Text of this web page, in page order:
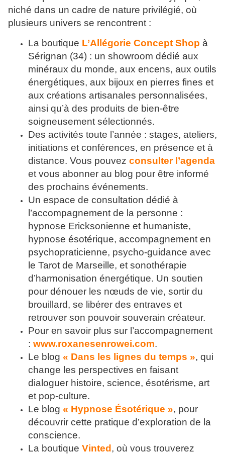
niché dans un cadre de nature privilégié, où
plusieurs univers se rencontrent :
La boutique L’Allégorie Concept Shop à
Sérignan (34) : un showroom dédié aux
minéraux du monde, aux encens, aux outils
énergétiques, aux bijoux en pierres fines et
aux créations artisanales personnalisées,
ainsi qu’à des produits de bien-être
soigneusement sélectionnés.
Des activités toute l’année : stages, ateliers,
initiations et conférences, en présence et à
distance. Vous pouvez consulter l’agenda
et vous abonner au blog pour être informé
des prochains événements.
Un espace de consultation dédié à
l’accompagnement de la personne :
hypnose Ericksonienne et humaniste,
hypnose ésotérique, accompagnement en
psychopraticienne, psycho-guidance avec
le Tarot de Marseille, et sonothérapie
d’harmonisation énergétique. Un soutien
pour dénouer les nœuds de vie, sortir du
brouillard, se libérer des entraves et
retrouver son pouvoir souverain créateur.
Pour en savoir plus sur l’accompagnement
: www.roxanesenrowei.com.
Le blog « Dans les lignes du temps », qui
change les perspectives en faisant
dialoguer histoire, science, ésotérisme, art
et pop-culture.
Le blog « Hypnose Ésotérique », pour
découvrir cette pratique d’exploration de la
conscience.
La boutique Vinted , où vous trouverez